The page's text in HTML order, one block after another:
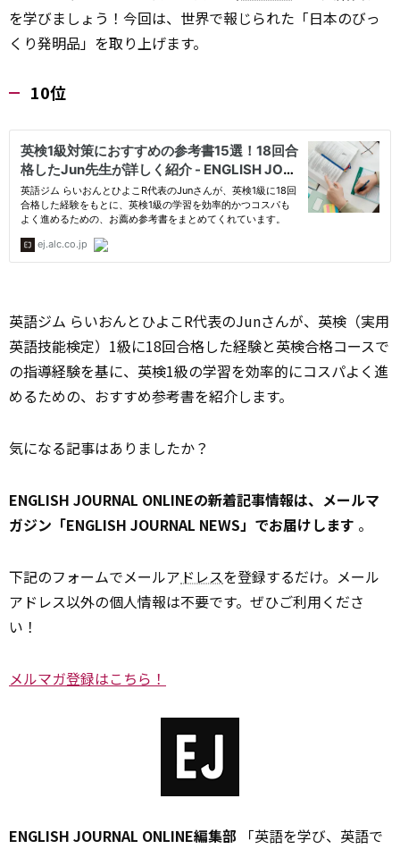
を学びましょう！今回は、世界で報じられた「日本のびっ
くり発明品」を取り上げます。
10位
英語ジム らいおんとひよこR代表のJunさんが、英検（実用
英語技能検定）1級に18回合格した経験と英検合格コースで
の指導経験を基に、英検1級の学習を効率的にコスパよく進
めるための、おすすめ参考書を紹介します。
気になる記事はありましたか？
ENGLISH JOURNAL ONLINEの新着記事情報は、メールマ
ガジン「ENGLISH JOURNAL NEWS」でお届けします 。
下記のフォームでメールア ドレスを登録するだけ。メール
アドレス以外の個人情報は不要です。ぜひご利用くださ
い！
メルマガ登録はこちら！
ENGLISH JOURNAL ONLINE編集部 「英語を学び、英語で